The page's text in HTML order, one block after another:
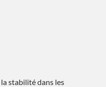
stabilité dans les